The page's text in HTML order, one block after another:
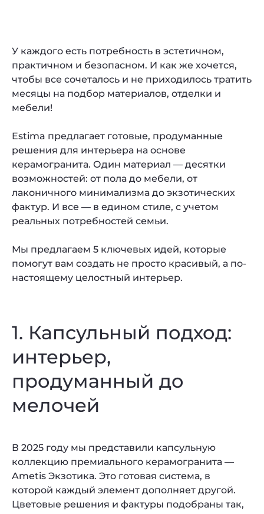
У каждого есть потребность в эстетичном,
практичном и безопасном. И как же хочется,
чтобы все сочеталось и не приходилось тратить
месяцы на подбор материалов, отделки и
мебели!
Estima предлагает готовые, продуманные
решения для интерьера на основе
керамогранита. Один материал — десятки
возможностей: от пола до мебели, от
лаконичного минимализма до экзотических
фактур. И все — в едином стиле, с учетом
реальных потребностей семьи.
Мы предлагаем 5 ключевых идей, которые
помогут вам создать не просто красивый, а по-
настоящему целостный интерьер.
1. Капсульный подход:
интерьер,
продуманный до
мелочей
В 2025 году мы представили капсульную
коллекцию премиального керамогранита —
Ametis Экзотика. Это готовая система, в
которой каждый элемент дополняет другой.
Цветовые решения и фактуры подобраны так,